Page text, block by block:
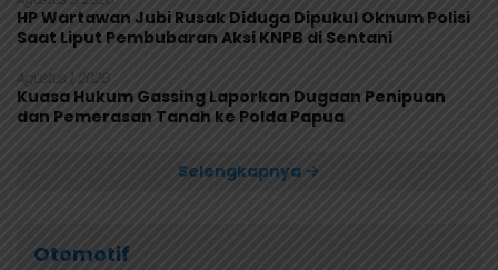
HP Wartawan Jubi Rusak Diduga Dipukul Oknum Polisi
Saat Liput Pembubaran Aksi KNPB di Sentani
Agustus 1, 2026
Kuasa Hukum Gassing Laporkan Dugaan Penipuan
dan Pemerasan Tanah ke Polda Papua
Selengkapnya
Otomotif